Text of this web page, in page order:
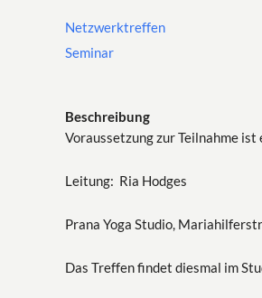
Netzwerktreffen
Seminar
Beschreibung
Voraussetzung zur Teilnahme
Leitung: Ria Hodges
Prana Yoga Studio,
Das Treffen findet diesmal im